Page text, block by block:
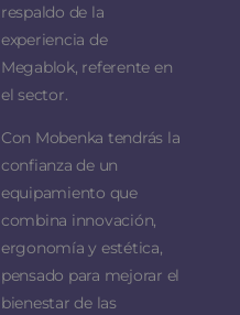
respaldo de la
experiencia de
Megablok, referente en
el sector.
Con Mobenka tendrás la
confianza de un
equipamiento que
combina innovación,
ergonomía y estética,
pensado para mejorar el
bienestar de las